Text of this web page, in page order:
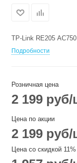
TP-Link RE205
Подробности
Розничная цена
2 199 руб/
Цена по акции
2 199 руб/
Цена со скидкой 11%